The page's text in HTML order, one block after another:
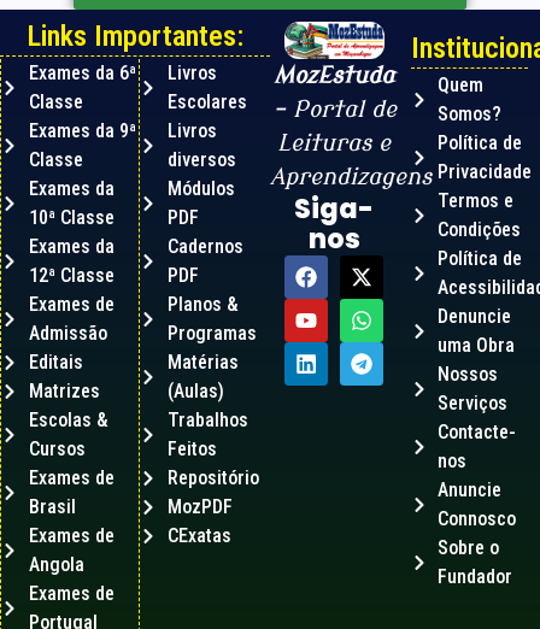
MozEstuda
– Portal de
Leituras e
Aprendizagens
Siga-
nos
Quem
Somos?
Política de
Privacidade
Termos e
Condições
Política de
Denuncie
uma Obra
Nossos
Serviços
Contacte-
nos
Anuncie
Connosco
Sobre o
Fundador
Links Importantes:
Exames da 6ª
Classe
Exames da 9ª
Classe
Exames da
10ª Classe
Exames da
12ª Classe
Exames de
Admissão
Editais
Matrizes
Escolas &
Cursos
Exames de
Brasil
Exames de
Angola
Exames de
Portugal
Livros
Escolares
Livros
diversos
Módulos
PDF
Cadernos
PDF
Planos &
Programas
Matérias
(Aulas)
Trabalhos
Feitos
Repositório
MozPDF
CExatas